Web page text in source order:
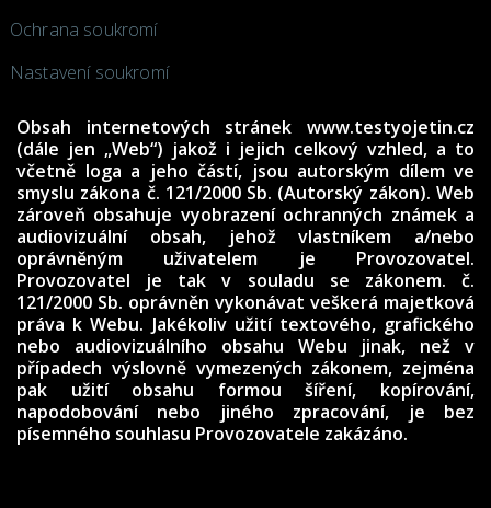
Ochrana soukromí
Nastavení soukromí
Obsah internetových stránek www.testyojetin.cz
(dále jen „Web“) jakož i jejich celkový vzhled, a to
včetně loga a jeho částí, jsou autorským dílem ve
smyslu zákona č. 121/2000 Sb. (Autorský zákon). Web
zároveň obsahuje vyobrazení ochranných známek a
audiovizuální obsah, jehož vlastníkem a/nebo
oprávněným uživatelem je Provozovatel.
Provozovatel je tak v souladu se zákonem. č.
121/2000 Sb. oprávněn vykonávat veškerá majetková
práva k Webu. Jakékoliv užití textového, grafického
nebo audiovizuálního obsahu Webu jinak, než v
případech výslovně vymezených zákonem, zejména
pak užití obsahu formou šíření, kopírování,
napodobování nebo jiného zpracování, je bez
písemného souhlasu Provozovatele zakázáno.